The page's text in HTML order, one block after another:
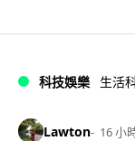
科技娛樂 生活
Lawton 16 小